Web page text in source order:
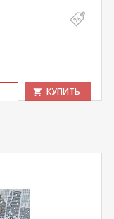
КУПИТЬ